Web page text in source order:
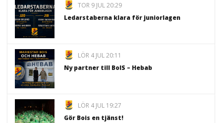
TOR 9 JUL 20:29
Ledarstaberna klara för juniorlagen
LÖR 4 JUL 20:11
Ny partner till BoIS – Hebab
LÖR 4 JUL 19:27
Gör Bois en tjänst!